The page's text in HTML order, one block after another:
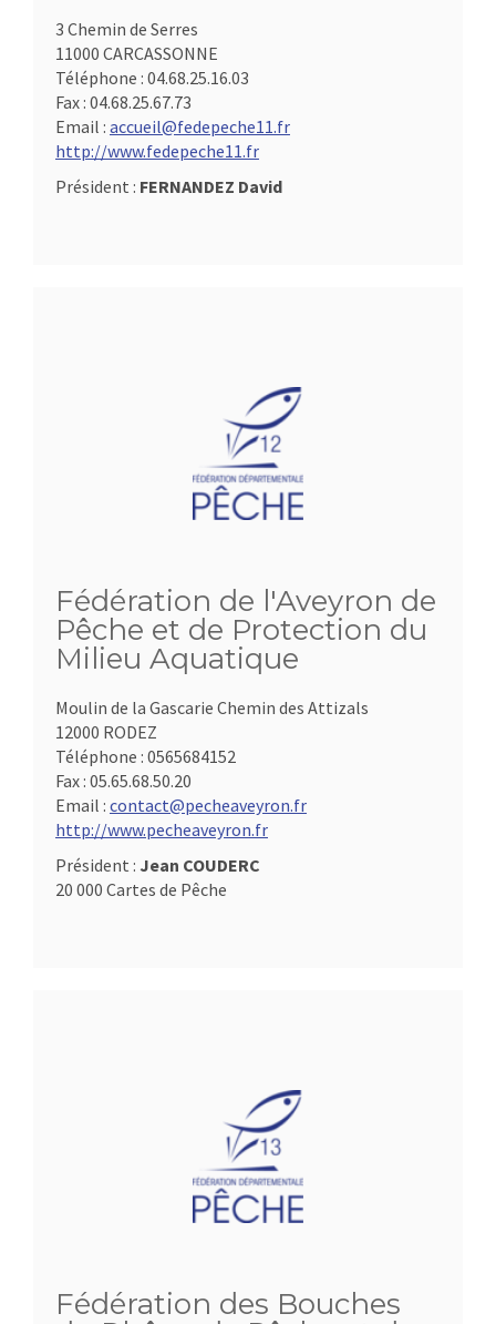
3 Chemin de Serres
11000 CARCASSONNE
Téléphone : 04.68.25.16.03
Fax : 04.68.25.67.73
Email : accueil@fedepeche11.fr
http://www.fedepeche11.fr
Président : FERNANDEZ David
Fédération de l'Aveyron de
Pêche et de Protection du
Milieu Aquatique
Moulin de la Gascarie Chemin des Attizals
12000 RODEZ
Téléphone : 0565684152
Fax : 05.65.68.50.20
Email : contact@pecheaveyron.fr
http://www.pecheaveyron.fr
Président : Jean COUDERC
20 000 Cartes de Pêche
Fédération des Bouches